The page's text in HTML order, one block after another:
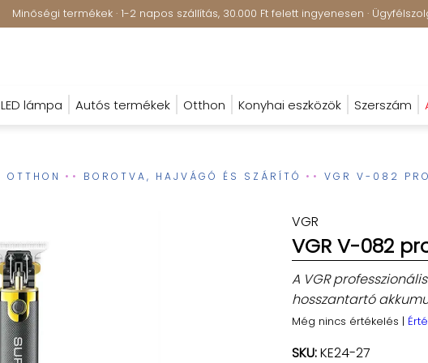
Minőségi termékek · 1-2 napos szállítás, 30.000 Ft felett ingyenesen ·
LED lámpa Autós termékek Otthon Konyhai eszközök Szerszám
OTTHON BOROTVA, HAJVÁGÓ ÉS SZÁRÍTÓ VGR V-082
VGR
VGR V-082
A VGR
hosszantartó
Még nincs értékelés |
SKU:KE24-27